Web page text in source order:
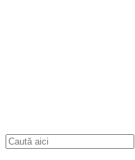
Search
for:label